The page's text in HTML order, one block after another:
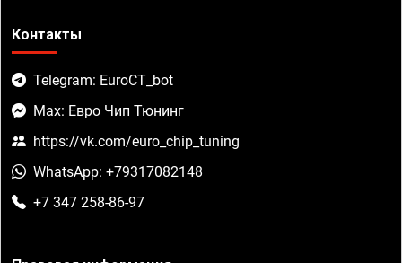
Контакты
Telegram: EuroCT_bot
Max: Евро Чип Тюнинг
https://vk.com/euro_chip_tuning
WhatsApp: +79317082148
+7 347 258-86-97